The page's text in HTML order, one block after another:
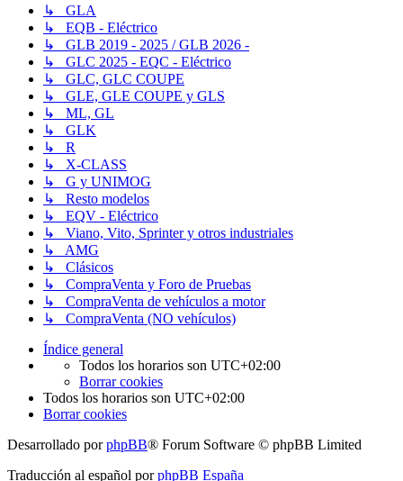
↳ GLA
↳ EQB - Eléctrico
↳ GLB 2019 - 2025 / GLB 2026 -
↳ GLC 2025 - EQC - Eléctrico
↳ GLC, GLC COUPE
↳ GLE, GLE COUPE y GLS
↳ ML, GL
↳ GLK
↳ R
↳ X-CLASS
↳ G y UNIMOG
↳ Resto modelos
↳ EQV - Eléctrico
↳ Viano, Vito, Sprinter y otros industriales
↳ AMG
↳ Clásicos
↳ CompraVenta y Foro de Pruebas
↳ CompraVenta de vehículos a motor
↳ CompraVenta (NO vehículos)
Índice general
Todos los horarios son UTC+02:00
Borrar cookies
Todos los horarios son UTC+02:00
Borrar cookies
Desarrollado porphpBB® Forum Software © phpBB Limited
Traducción al español porphpBB España